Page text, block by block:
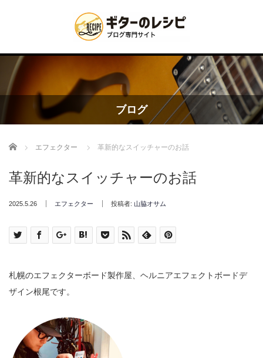
ブログ
Home エフェクター 革新的なスイッチャーのお話
革新的なスイッチャーのお話
2025.5.26 エフェクター 投稿者: 山脇オサム
札幌のエフェクターボード製作屋、ヘルニアエフェクトボードデ
ザイン根尾です。